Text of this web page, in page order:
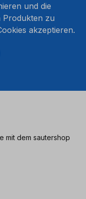
und die
Produkten zu
akzeptieren.
mit dem sautershop